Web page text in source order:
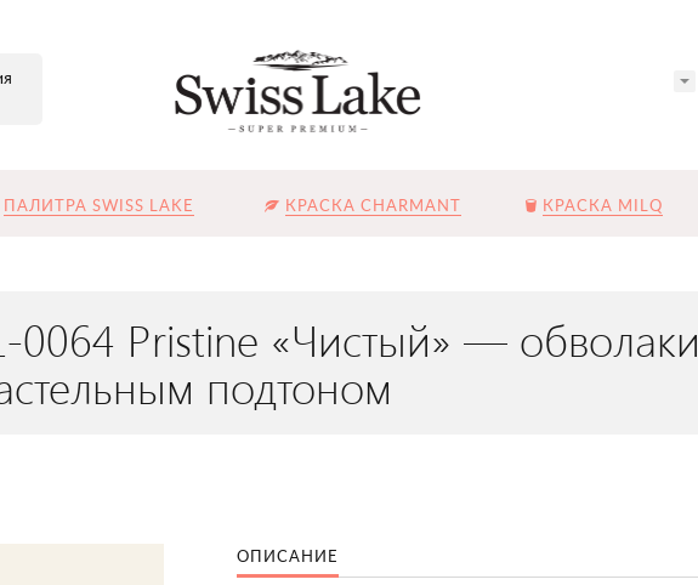
ПАЛИТРА SWISS LAKE КРАСКА CHARMANT КРАСКА MILQ
0064 Pristine «Чистый» —
подтоном
ОПИСАНИЕ